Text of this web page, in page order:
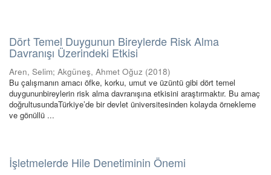
Dört Temel Duygunun Bireylerde Risk Alma
Davranışı Üzerindeki Etkisi
Aren, Selim; Akgüneş, Ahmet Oğuz (2018)
Bu çalışmanın amacı öfke, korku, umut ve üzüntü gibi dört temel
duygununbireylerin risk alma davranışına etkisini araştırmaktır. Bu amaç
doğrultusundaTürkiye’de bir devlet üniversitesinden kolayda örnekleme
ve gönüllü ...
İşletmelerde Hile Denetiminin Önemi